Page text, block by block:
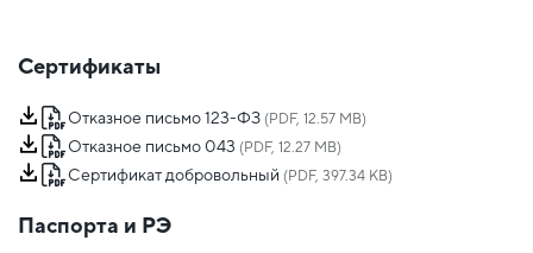
Сертификаты
Отказное письмо 123-ФЗ (PDF, 12.57 MB)
Отказное письмо 043 (PDF, 12.27 MB)
Сертификат добровольный (PDF, 397.34 KB)
Паспорта и РЭ